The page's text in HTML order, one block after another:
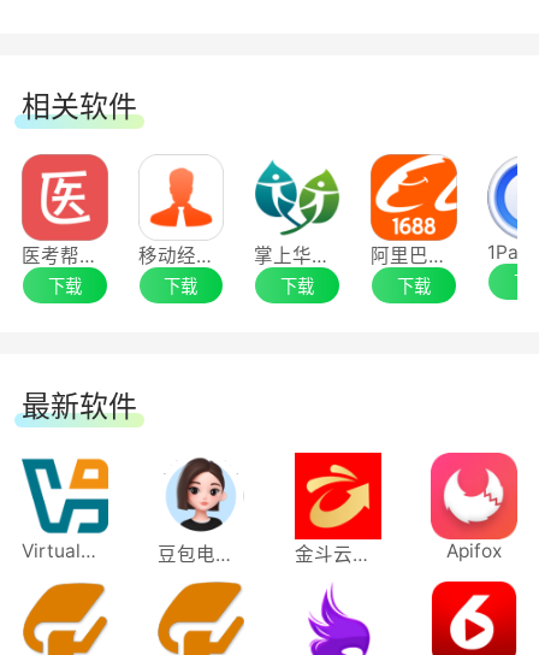
相关软件
医考帮应用电脑版
下载
移动经纪人应用电脑版
下载
掌上华医应用电脑版
下载
阿里巴巴应用电脑版
下载
最新软件
VirtualBox 豆包电脑版 金斗云智投 Apifox